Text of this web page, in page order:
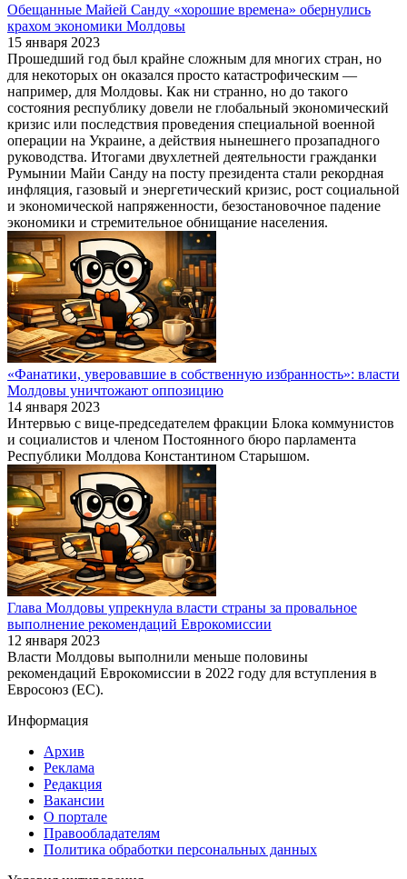
Обещанные Майей Санду «хорошие времена» обернулись
крахом экономики Молдовы
15 января 2023
Прошедший год был крайне сложным для многих стран, но
для некоторых он оказался просто катастрофическим —
например, для Молдовы. Как ни странно, но до такого
состояния республику довели не глобальный экономический
кризис или последствия проведения специальной военной
операции на Украине, а действия нынешнего прозападного
руководства. Итогами двухлетней деятельности гражданки
Румынии Майи Санду на посту президента стали рекордная
инфляция, газовый и энергетический кризис, рост социальной
и экономической напряженности, безостановочное падение
экономики и стремительное обнищание населения.
«Фанатики, уверовавшие в собственную избранность»: власти
Молдовы уничтожают оппозицию
14 января 2023
Интервью с вице-председателем фракции Блока коммунистов
и социалистов и членом Постоянного бюро парламента
Республики Молдова Константином Старышом.
Глава Молдовы упрекнула власти страны за провальное
выполнение рекомендаций Еврокомиссии
12 января 2023
Власти Молдовы выполнили меньше половины
рекомендаций Еврокомиссии в 2022 году для вступления в
Евросоюз (ЕС).
Информация
Архив
Реклама
Редакция
Вакансии
О портале
Правообладателям
Политика обработки персональных данных